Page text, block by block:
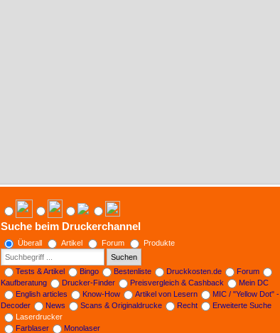
Suche beim Druckerchannel
Überall Artikel Forum
Produkte
Suchen
Tests & Artikel
Bingo Bestenliste Druckkosten.de
Forum
Kaufberatung
Drucker-Finder Preisvergleich & Cashback
Mein DC
English articles
Know-How Artikel von Lesern
MIC / "Yellow Dot" -
Decoder
News Scans & Originaldrucke Recht
Erweiterte Suche
Laserdrucker
Farblaser
Monolaser